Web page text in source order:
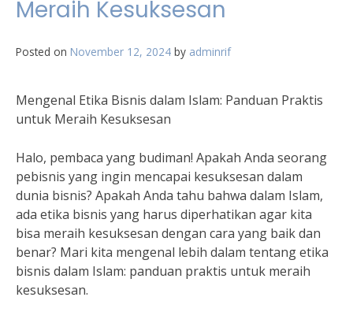
Meraih Kesuksesan
Posted on November 12, 2024 by adminrif
Mengenal Etika Bisnis dalam Islam: Panduan Praktis
untuk Meraih Kesuksesan
Halo, pembaca yang budiman! Apakah Anda seorang
pebisnis yang ingin mencapai kesuksesan dalam
dunia bisnis? Apakah Anda tahu bahwa dalam Islam,
ada etika bisnis yang harus diperhatikan agar kita
bisa meraih kesuksesan dengan cara yang baik dan
benar? Mari kita mengenal lebih dalam tentang etika
bisnis dalam Islam: panduan praktis untuk meraih
kesuksesan.